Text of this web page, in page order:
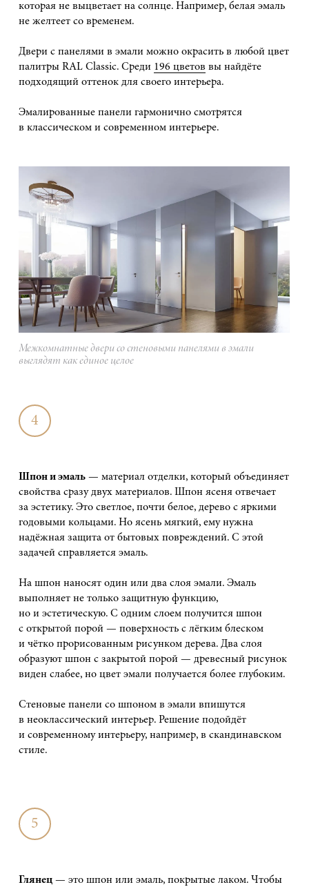
которая не выцветает на солнце. Например, белая эмаль
не желтеет со временем.
Двери с панелями в эмали можно окрасить в любой цвет
палитры RAL Classic. Среди 196 цветов вы найдёте
подходящий оттенок для своего интерьера.
Эмалированные панели гармонично смотрятся
в классическом и современном интерьере.
Межкомнатные двери со стеновыми панелями в эмали
выглядят как единое целое
4
Шпон и эмаль — материал отделки, который объединяет
свойства сразу двух материалов. Шпон ясеня отвечает
за эстетику. Это светлое, почти белое, дерево с яркими
годовыми кольцами. Но ясень мягкий, ему нужна
надёжная защита от бытовых повреждений. С этой
задачей справляется эмаль.
На шпон наносят один или два слоя эмали. Эмаль
выполняет не только защитную функцию,
но и эстетическую. С одним слоем получится шпон
с открытой порой — поверхность с лёгким блеском
и чётко прорисованным рисунком дерева. Два слоя
образуют шпон с закрытой порой — древесный рисунок
виден слабее, но цвет эмали получается более глубоким.
Стеновые панели со шпоном в эмали впишутся
в неоклассический интерьер. Решение подойдёт
и современному интерьеру, например, в скандинавском
стиле.
5
Глянец — это шпон или эмаль, покрытые лаком. Чтобы